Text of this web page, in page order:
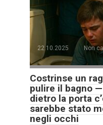
22.10.2025
Non
Costrinse un
pulire il bagno
dietro la porta
sarebbe stato
negli occhi